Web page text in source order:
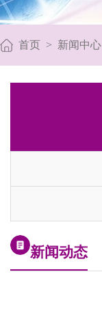
首页 > 新闻中心
新闻动态